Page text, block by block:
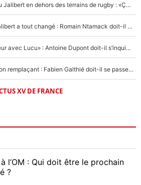
La raison d'être de Matthieu Jalibert en dehors des terrains de rugby : «Ça m'atteint autant que si tu touches à un membre de ma famille»
XV de France - Matthieu Jalibert a tout changé : Romain Ntamack doit-il s’inquiéter pour sa place à un an de la Coupe du monde ?
«Le XV de France est meilleur avec Lucu» : Antoine Dupont doit-il s’inquiéter pour sa place ?
Le XV de France a trouvé son remplaçant : Fabien Galthié doit-il se passer d'Antoine Dupont ?
XV DE FRANCE
l’OM : Qui doit être le prochain
?